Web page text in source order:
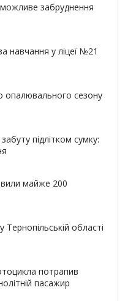
забруднення
навчання у ліцеї №21
опалювального сезону
підлітком сумку:
майже 200
Тернопільській області
потрапив
пасажир